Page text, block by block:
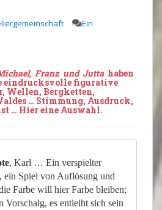
Ein
Franz und Jutta haben
eindrucksvolle figurative
Wellen, Bergketten,
… Stimmung, Ausdruck,
… Hier eine Auswahl.
, Karl … Ein verspielter
ein Spiel von Auflösung und
Farbe will hier Farbe bleiben;
Vorschalg, es entleiht sich sein